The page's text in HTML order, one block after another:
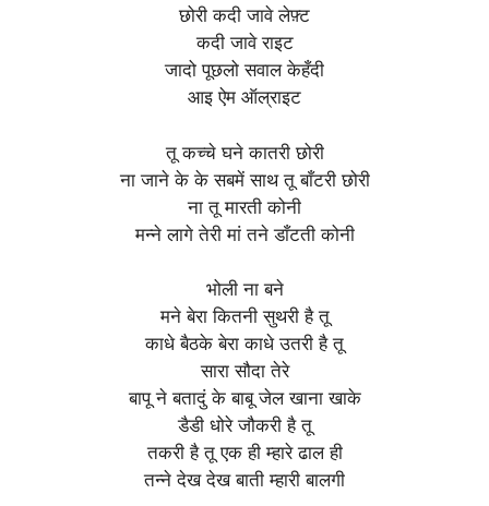
छोरी कदी जावे लेफ़्ट
कदी जावे राइट
जादो पूछलो सवाल केहँदी
आइ ऐम ऑल्राइट
तू कच्चे घने कातरी छोरी
ना जाने के के सबमें साथ तू बाँटरी छोरी
ना तू मारती कोनी
मन्ने लागे तेरी मां तने डाँटती कोनी
भोली ना बने
मने बेरा कितनी सुथरी है तू
काधे बैठके बेरा काधे उतरी है तू
सारा सौदा तेरे
बापू ने बतादुं के बाबू जेल खाना खाके
डैडी धोरे जौकरी है तू
तकरी है तू एक ही म्हारे ढाल ही
तन्ने देख देख बाती म्हारी बालगी